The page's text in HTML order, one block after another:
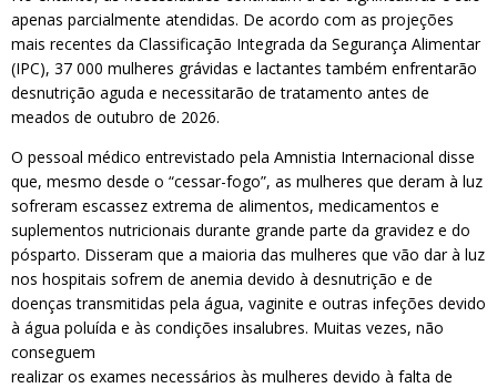
apenas parcialmente atendidas. De acordo com as projeções
mais recentes da Classificação Integrada da Segurança Alimentar
(IPC), 37 000 mulheres grávidas e lactantes também enfrentarão
desnutrição aguda e necessitarão de tratamento antes de
meados de outubro de 2026.
O pessoal médico entrevistado pela Amnistia Internacional disse
que, mesmo desde o “cessar-fogo”, as mulheres que deram à luz
sofreram escassez extrema de alimentos, medicamentos e
suplementos nutricionais durante grande parte da gravidez e do
pósparto. Disseram que a maioria das mulheres que vão dar à luz
nos hospitais sofrem de anemia devido à desnutrição e de
doenças transmitidas pela água, vaginite e outras infeções devido
à água poluída e às condições insalubres. Muitas vezes, não
conseguem
realizar os exames necessários às mulheres devido à falta de